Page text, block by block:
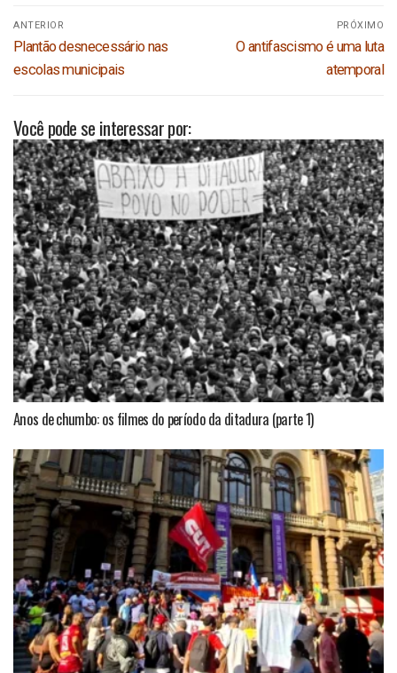
Navegação
de
Post
ANTERIOR
Post
anterior:
Plantão desnecessário nas
escolas municipais
PRÓXIMO
Próximo
O antifascismo é uma luta
atemporal
Você pode se interessar por:
Anos de chumbo: os filmes do período da ditadura (parte 1)